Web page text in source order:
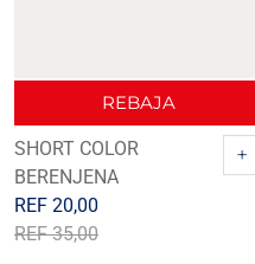
REBAJA
SHORT COLOR
BERENJENA
REF35,00
REF 20,00
+